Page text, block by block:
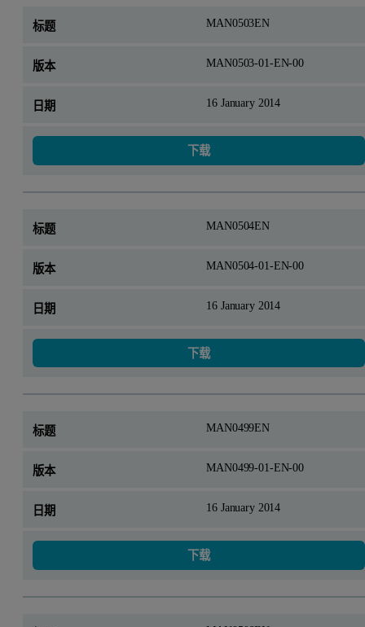
MAN0503EN
MAN0503-01-EN-00
16 January 2014
下载
MAN0504EN
MAN0504-01-EN-00
16 January 2014
下载
MAN0499EN
MAN0499-01-EN-00
16 January 2014
下载